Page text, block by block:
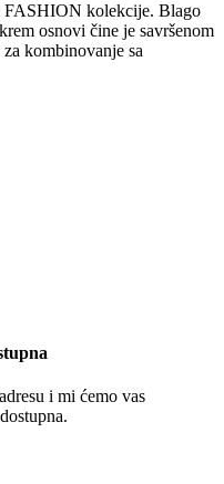
FASHION kolekcije. Blago
osnovi čine je savršenom
kombinovanje sa
i mi ćemo vas